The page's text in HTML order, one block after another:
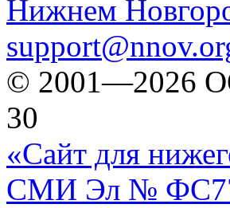
Нижнем
© 2001—2026
30
«Сайт для
СМИ Эл № ФС77-